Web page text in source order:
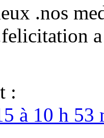
.nos
:
à 10 h 53